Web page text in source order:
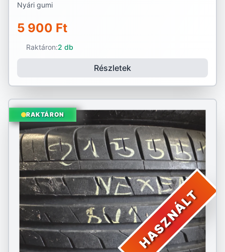
Nyári gumi
5 900 Ft
Raktáron:2 db
Részletek
HASZNÁLT
RAKTÁRON